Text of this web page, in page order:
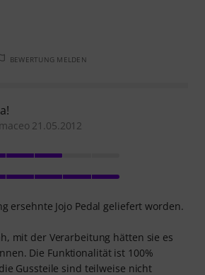
BEWERTUNG MELDEN
maceo 21.05.2012
ersehnte Jojo Pedal geliefert worden.
mit der Verarbeitung hätten sie es
Die Funktionalität ist 100%
Gussteile sind teilweise nicht